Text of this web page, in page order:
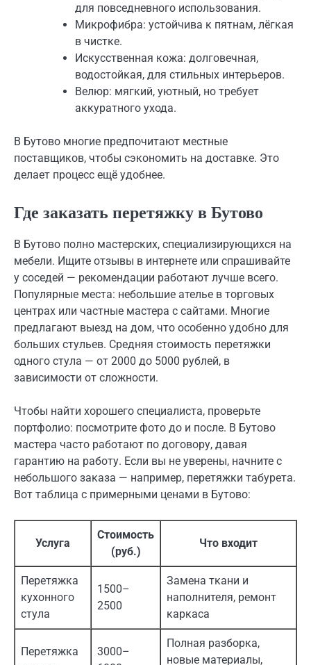
для повседневного использования.
Микрофибра: устойчива к пятнам, лёгкая
в чистке.
Искусственная кожа: долговечная,
водостойкая, для стильных интерьеров.
Велюр: мягкий, уютный, но требует
аккуратного ухода.
В Бутово многие предпочитают местные
поставщиков, чтобы сэкономить на доставке. Это
делает процесс ещё удобнее.
Где заказать перетяжку в Бутово
В Бутово полно мастерских, специализирующихся на
мебели. Ищите отзывы в интернете или спрашивайте
у соседей — рекомендации работают лучше всего.
Популярные места: небольшие ателье в торговых
центрах или частные мастера с сайтами. Многие
предлагают выезд на дом, что особенно удобно для
больших стульев. Средняя стоимость перетяжки
одного стула — от 2000 до 5000 рублей, в
зависимости от сложности.
Чтобы найти хорошего специалиста, проверьте
портфолио: посмотрите фото до и после. В Бутово
мастера часто работают по договору, давая
гарантию на работу. Если вы не уверены, начните с
небольшого заказа — например, перетяжки табурета.
Вот таблица с примерными ценами в Бутово:
Услуга
Стоимость
(руб.)
Что входит
Перетяжка
кухонного
стула
1500–
2500
Замена ткани и
наполнителя, ремонт
каркаса
Перетяжка
3000–
Полная разборка,
новые материалы,